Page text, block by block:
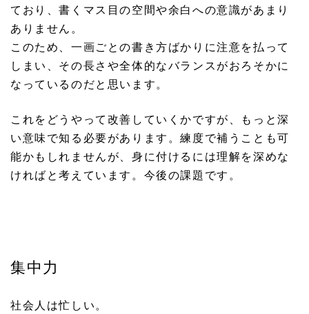
ており、書くマス目の空間や余白への意識があまり
ありません。
このため、一画ごとの書き方ばかりに注意を払って
しまい、その長さや全体的なバランスがおろそかに
なっているのだと思います。
これをどうやって改善していくかですが、もっと深
い意味で知る必要があります。練度で補うことも可
能かもしれませんが、身に付けるには理解を深めな
ければと考えています。今後の課題です。
集中力
社会人は忙しい。